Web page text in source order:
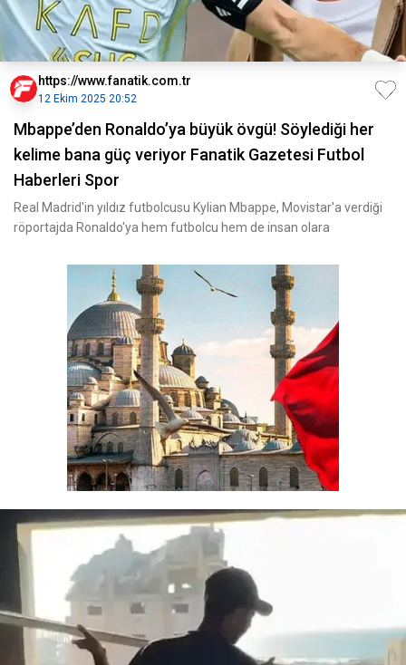
https://www.fanatik.com.tr
12 Ekim 2025 20:52
Mbappe’den Ronaldo’ya büyük övgü! Söylediği her
kelime bana güç veriyor Fanatik Gazetesi Futbol
Haberleri Spor
Real Madrid'in yıldız futbolcusu Kylian Mbappe, Movistar'a verdiği
röportajda Ronaldo'ya hem futbolcu hem de insan olara